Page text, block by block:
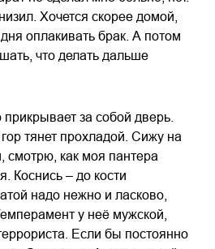
Хочется скорее домой,
оплакивать брак. А потом
что делать дальше
за собой дверь.
тянет прохладой. Сижу на
смотрю, как моя пантера
Коснись – до кости
надо нежно и ласково,
у неё мужской,
Если бы постоянно